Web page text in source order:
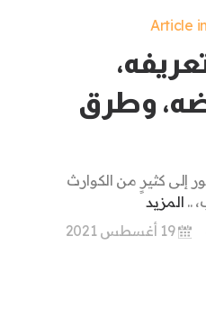
وطرق
إلى كثيرٍ من الكوارث
.. المزيد
19 أغسطس 2021